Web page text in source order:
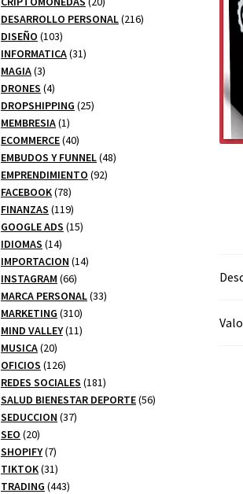
productos
DESARROLLO PERSONAL 216216
DISEÑO 103103
productos
INFORMATICA 3131
MAGIA 33
productos
DRONES 44
productos
DROPSHIPPING 2525
MEMBRESIA 11
producto
ECOMMERCE 4040
productos
EMBUDOS Y FUNNEL 4848
EMPRENDIMIENTO 9292
FACEBOOK 7878
productos
FINANZAS 119119
productos
GOOGLE ADS 1515
IDIOMAS 1414
productos
IMPORTACION 1414
INSTAGRAM 6666
productos
MARCA PERSONAL 3333
MARKETING 310310
productos
MIND VALLEY 1111
MUSICA 2020
productos
OFICIOS 126126
productos
REDES SOCIALES 181181
productos
SALUD BIENESTAR DEPORTE 5656
SEDUCCION 3737
SEO 2020
productos
SHOPIFY 77
productos
TIKTOK 3131
productos
TRADING 443443